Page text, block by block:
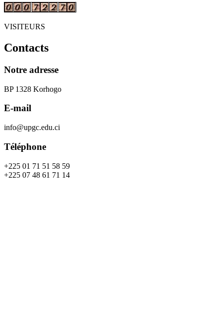
VISITEURS
Contacts
Notre adresse
BP 1328 Korhogo
E-mail
info@upgc.edu.ci
Téléphone
+225 01 71 51 58 59
+225 07 48 61 71 14